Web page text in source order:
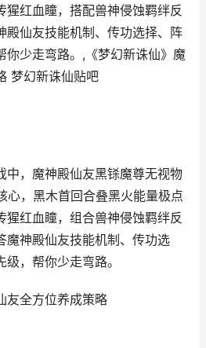
猩红血瞳，搭配兽神侵蚀羁绊反
殿仙友技能机制、传功选择、阵
你少走弯路。,《梦幻新诛仙》魔
梦幻新诛仙贴吧
中，魔神殿仙友黑铩魔尊无视物
心，黑木首回合叠黑火能量极点
猩红血瞳，组合兽神侵蚀羁绊反
魔神殿仙友技能机制、传功选
，帮你少走弯路。
友全方位养成策略